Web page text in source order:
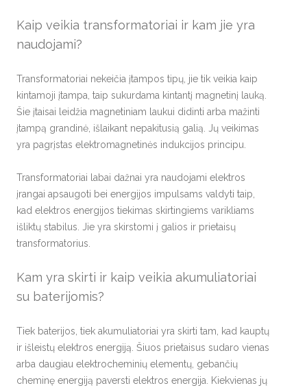
Kaip veikia transformatoriai ir kam jie yra
naudojami?
Transformatoriai nekeičia įtampos tipų, jie tik veikia kaip
kintamoji įtampa, taip sukurdama kintantį magnetinį lauką.
Šie įtaisai leidžia magnetiniam laukui didinti arba mažinti
įtampą grandinė, išlaikant nepakitusią galią. Jų veikimas
yra pagrįstas elektromagnetinės indukcijos principu.
Transformatoriai labai dažnai yra naudojami elektros
įrangai apsaugoti bei energijos impulsams valdyti taip,
kad elektros energijos tiekimas skirtingiems varikliams
išliktų stabilus. Jie yra skirstomi į galios ir prietaisų
transformatorius.
Kam yra skirti ir kaip veikia akumuliatoriai
su baterijomis?
Tiek baterijos, tiek akumuliatoriai yra skirti tam, kad kauptų
ir išleistų elektros energiją. Šiuos prietaisus sudaro vienas
arba daugiau elektrocheminių elementų, gebančių
cheminę energiją paversti elektros energija. Kiekvienas jų